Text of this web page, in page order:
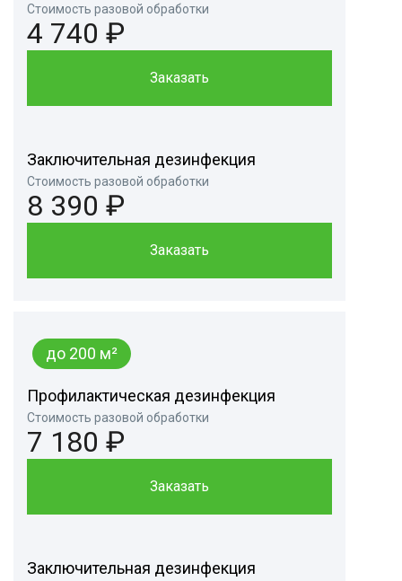
Стоимость разовой обработки
4 740 ₽
Заказать
Заключительная дезинфекция
Стоимость разовой обработки
8 390 ₽
Заказать
до 200 м²
Профилактическая дезинфекция
Стоимость разовой обработки
7 180 ₽
Заказать
Заключительная дезинфекция